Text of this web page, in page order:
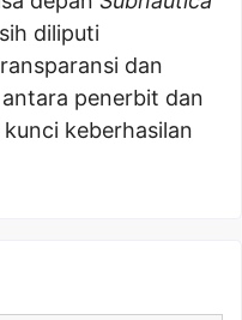
diliputi
dan
penerbit dan
keberhasilan